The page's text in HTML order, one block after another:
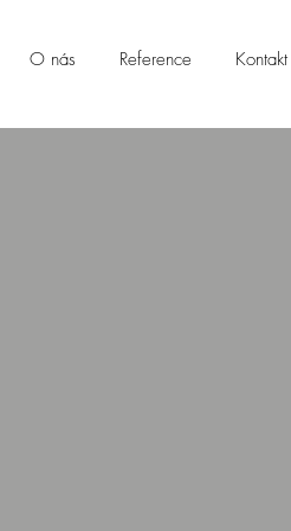
O nás Reference Kontakt